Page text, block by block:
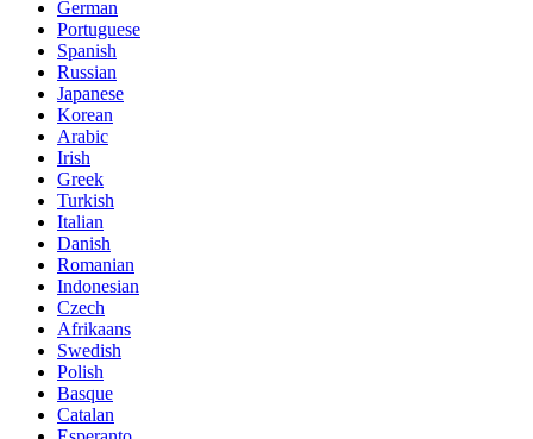
German
Portuguese
Spanish
Russian
Japanese
Korean
Arabic
Irish
Greek
Turkish
Italian
Danish
Romanian
Indonesian
Czech
Afrikaans
Swedish
Polish
Basque
Catalan